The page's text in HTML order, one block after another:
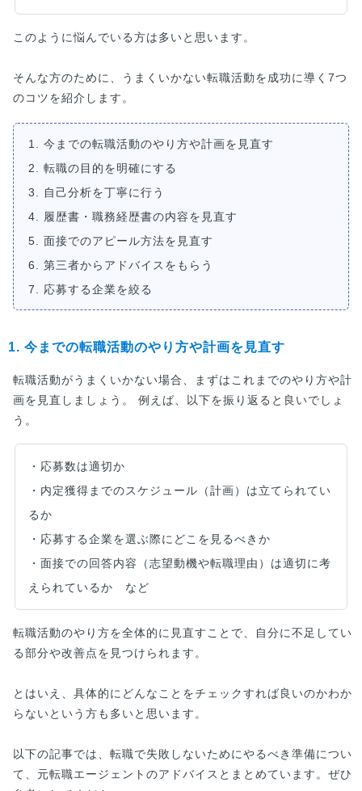
このように悩んでいる方は多いと思います。
そんな方のために、うまくいかない転職活動を成功に導く7つ
のコツを紹介します。
1. 今までの転職活動のやり方や計画を見直す
2. 転職の目的を明確にする
3. 自己分析を丁寧に行う
4. 履歴書・職務経歴書の内容を見直す
5. 面接でのアピール方法を見直す
6. 第三者からアドバイスをもらう
7. 応募する企業を絞る
1. 今までの転職活動のやり方や計画を見直す
転職活動がうまくいかない場合、まずはこれまでのやり方や計
画を見直しましょう。 例えば、以下を振り返ると良いでしょ
う。
・応募数は適切か
・内定獲得までのスケジュール（計画）は立てられてい
るか
・応募する企業を選ぶ際にどこを見るべきか
・面接での回答内容（志望動機や転職理由）は適切に考
えられているか など
転職活動のやり方を全体的に見直すことで、自分に不足してい
る部分や改善点を見つけられます。
とはいえ、具体的にどんなことをチェックすれば良いのかわか
らないという方も多いと思います。
以下の記事では、転職で失敗しないためにやるべき準備につい
て、元転職エージェントのアドバイスとまとめています。ぜひ